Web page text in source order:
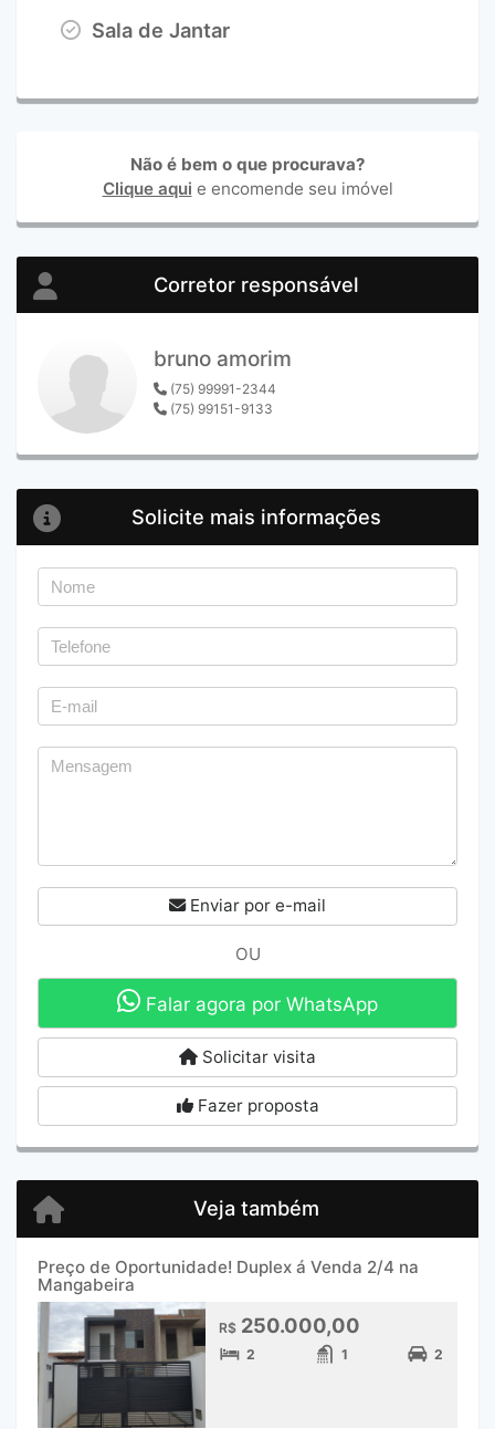
Sala de Jantar
Não é bem o que procurava?
Clique aqui e encomende seu imóvel
Corretor responsável
bruno amorim
(75) 99991-2344
(75) 99151-9133
Solicite mais informações
Enviar por e-mail
OU
Falar agora por WhatsApp
Solicitar visita
Fazer proposta
Veja também
Preço de Oportunidade! Duplex á Venda 2/4 na
Mangabeira
R$ 250.000,00
2 1 2